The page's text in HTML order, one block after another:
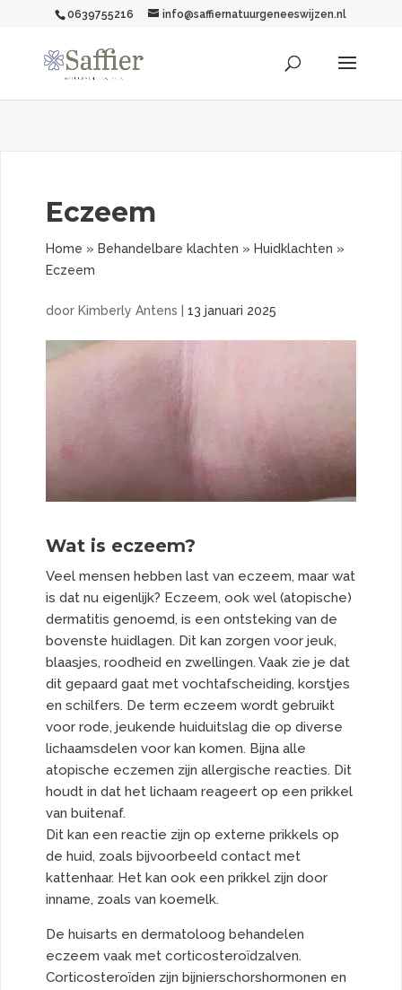
0639755216 info@saffiernatuurgeneeswijzen.nl
Eczeem
Home » Behandelbare klachten » Huidklachten »
Eczeem
door Kimberly Antens 13 januari 2025
Wat is eczeem?
Veel mensen hebben last van eczeem, maar wat
is dat nu eigenlijk? Eczeem, ook wel (atopische)
dermatitis genoemd, is een ontsteking van de
bovenste huidlagen. Dit kan zorgen voor jeuk,
blaasjes, roodheid en zwellingen. Vaak zie je dat
dit gepaard gaat met vochtafscheiding, korstjes
en schilfers. De term eczeem wordt gebruikt
voor rode, jeukende huiduitslag die op diverse
lichaamsdelen voor kan komen. Bijna alle
atopische eczemen zijn allergische reacties. Dit
houdt in dat het lichaam reageert op een prikkel
van buitenaf.
Dit kan een reactie zijn op externe prikkels op
de huid, zoals bijvoorbeeld contact met
kattenhaar. Het kan ook een prikkel zijn door
inname, zoals van koemelk.
De huisarts en dermatoloog behandelen
eczeem vaak met corticosteroïdzalven.
Corticosteroïden zijn bijnierschorshormonen en